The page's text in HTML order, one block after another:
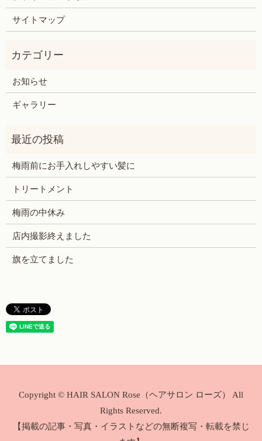
サイトマップ
お知らせ
ギャラリー
梅雨前にお手入れしやすい髪に
トリートメント
梅雨の中休み
店内撮影終えました
旗を立てました
Copyright © HAIR SALON Rose（ヘアサロン ローズ） All
Rights Reserved.
【掲載の記事・写真・イラストなどの無断複写・転載を禁じ